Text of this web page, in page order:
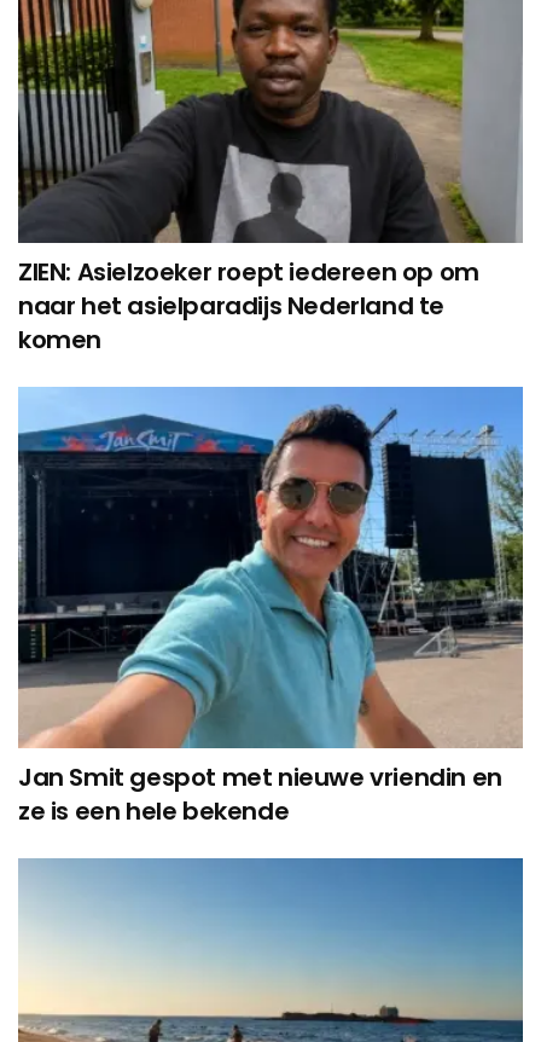
ZIEN: Asielzoeker roept iedereen op om
naar het asielparadijs Nederland te
komen
Jan Smit gespot met nieuwe vriendin en
ze is een hele bekende